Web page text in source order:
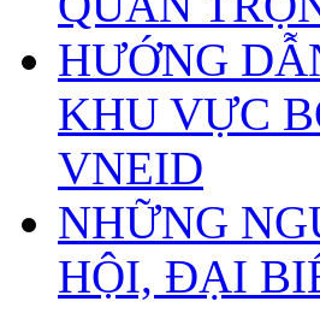
HƯỚNG
KHU VỰC
VNEID
NHỮNG
HỘI, ĐẠI